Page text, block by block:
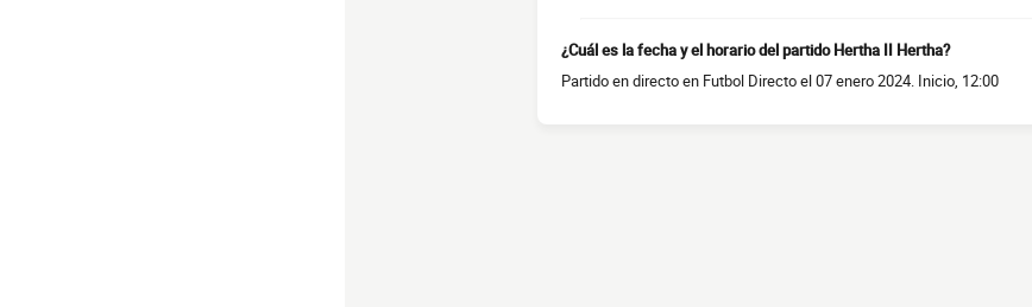
¿Cuál es la fecha y el horario del partido Hertha II Hertha?
Partido en directo en Futbol Directo el 07 enero 2024. Inicio, 12:00